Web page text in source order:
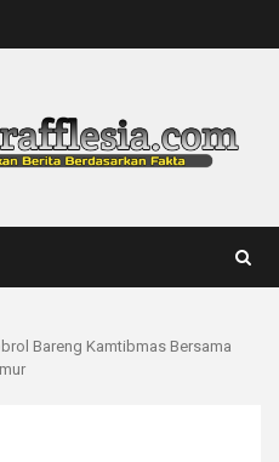
Bareng Kamtibmas Bersama